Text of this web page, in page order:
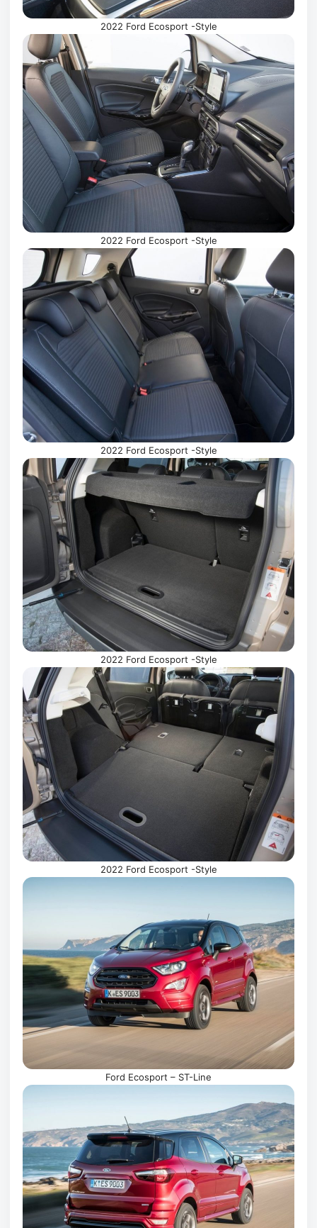
2022 Ford Ecosport -Style
2022 Ford Ecosport -Style
2022 Ford Ecosport -Style
2022 Ford Ecosport -Style
2022 Ford Ecosport -Style
Ford Ecosport – ST-Line